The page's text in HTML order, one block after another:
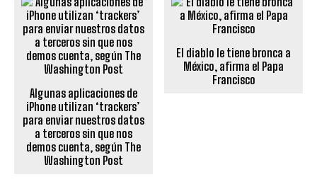
Algunas aplicaciones de
iPhone utilizan ‘trackers’
para enviar nuestros datos
a terceros sin que nos
demos cuenta, según The
Washington Post
El diablo le tiene bronca a
México, afirma el Papa
Francisco